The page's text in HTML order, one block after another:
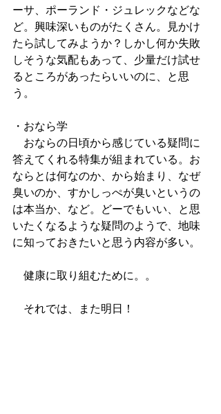
ーサ、ポーランド・ジュレックなどな
ど。興味深いものがたくさん。見かけ
たら試してみようか？しかし何か失敗
しそうな気配もあって、少量だけ試せ
るところがあったらいいのに、と思
う。
・おなら学
おならの日頃から感じている疑問に
答えてくれる特集が組まれている。お
ならとは何なのか、から始まり、なぜ
臭いのか、すかしっぺが臭いというの
は本当か、など。どーでもいい、と思
いたくなるような疑問のようで、地味
に知っておきたいと思う内容が多い。
健康に取り組むために。。
それでは、また明日！